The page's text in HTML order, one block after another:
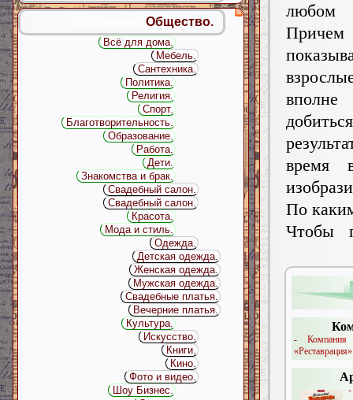
- Компания
любом
Причем
время
По
Чтобы
Общество.
Всё для дома.
Мебель.
Сантехника.
Политика.
Религия.
Спорт.
Благотворительность.
Образование.
Работа.
Дети.
Знакомства и брак.
Свадебный салон.
Свадебный салон.
Красота.
Мода и стиль.
Одежда.
Детская одежда.
Женская одежда.
Мужская одежда.
Свадебные платья.
Вечерние платья.
Культура.
Искусство.
Книги.
Кино.
Фото и видео.
Шоу Бизнес.